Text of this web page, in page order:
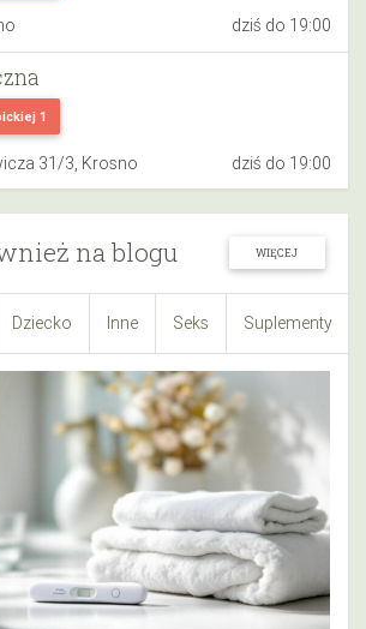
dziś do 19:00
1
31/3, Krosno dziś do 19:00
na blogu WIĘCEJ
Dziecko Inne Seks Suplementy